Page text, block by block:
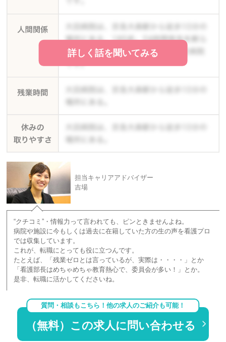
詳しく話を聞いてみる
担当キャリアアドバイザー
吉場
“クチコミ”・情報力って言われても、ピンときませんよね。
病院や施設に今もしくは過去に在籍していた方の生の声を看護プロ
では収集しています。
これが、転職にとっても役に立つんです。
たとえば、「残業ゼロとは言っているが、実際は・・・・」とか
「看護部長はめちゃめちゃ教育熱心で、委員会が多い！」とか。
是非、転職に活かしてくださいね。
質問・相談もこちら！他の求人のご紹介も可能！
（無料）この求人に問い合わせる